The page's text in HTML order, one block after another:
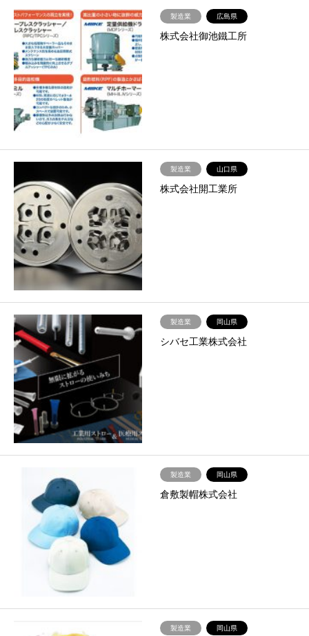
製造業 広島県
株式会社御池鐵工所
製造業 山口県
株式会社開工業所
製造業 岡山県
シバセ工業株式会社
製造業 岡山県
倉敷製帽株式会社
製造業 岡山県